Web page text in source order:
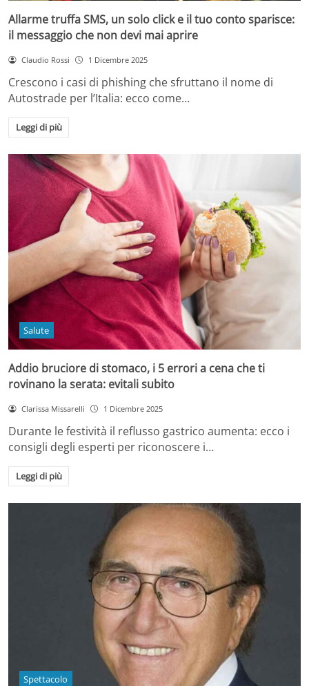
Allarme truffa SMS, un solo click e il tuo conto sparisce:
il messaggio che non devi mai aprire
Claudio Rossi 1 Dicembre 2025
Crescono i casi di phishing che sfruttano il nome di
Autostrade per l’Italia: ecco come…
Leggi di più
Salute
Addio bruciore di stomaco, i 5 errori a cena che ti
rovinano la serata: evitali subito
Clarissa Missarelli 1 Dicembre 2025
Durante le festività il reflusso gastrico aumenta: ecco i
consigli degli esperti per riconoscere i…
Leggi di più
Spettacolo